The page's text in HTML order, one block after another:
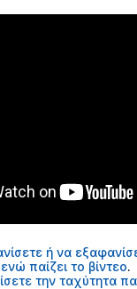
ή να
ενώ παίζει το βίντεο.
την ταχύτητα